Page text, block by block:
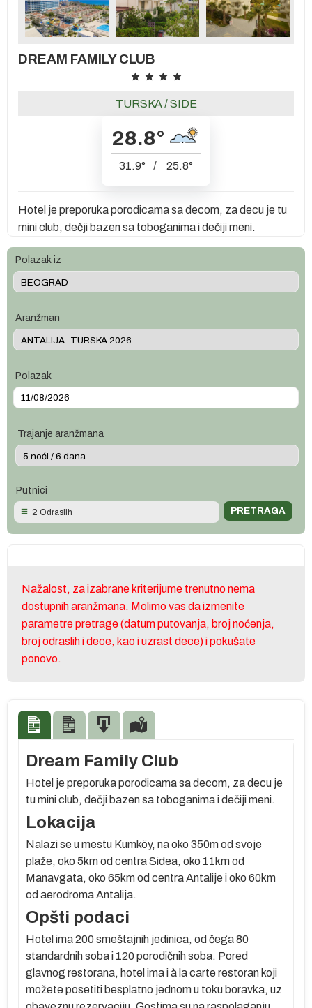
DREAM FAMILY CLUB
TURSKA/SIDE
28.8°
31.9° / 25.8°
Hotel je preporuka porodicama sa decom, za decu je tu
mini club, dečji bazen sa toboganima i dečiji meni.
Polazak iz
Aranžman
Polazak
Trajanje aranžmana
Putnici
2 Odraslih
Nažalost, za izabrane kriterijume trenutno nema
dostupnih aranžmana. Molimo vas da izmenite
parametre pretrage (datum putovanja, broj noćenja,
broj odraslih i dece, kao i uzrast dece) i pokušate
ponovo.
Dream Family Club
Hotel je preporuka porodicama sa decom, za decu je
tu mini club, dečji bazen sa toboganima i dečiji meni.
Lokacija
Nalazi se u mestu Kumköy, na oko 350m od svoje
plaže, oko 5km od centra Sidea, oko 11km od
Manavgata, oko 65km od centra Antalije i oko 60km
od aerodroma Antalija.
Opšti podaci
Hotel ima 200 smeštajnih jedinica, od čega 80
standardnih soba i 120 porodičnih soba. Pored
glavnog restorana, hotel ima i à la carte restoran koji
možete posetiti besplatno jednom u toku boravka, uz